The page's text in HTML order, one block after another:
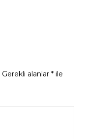
Gerekli alanlar* ile